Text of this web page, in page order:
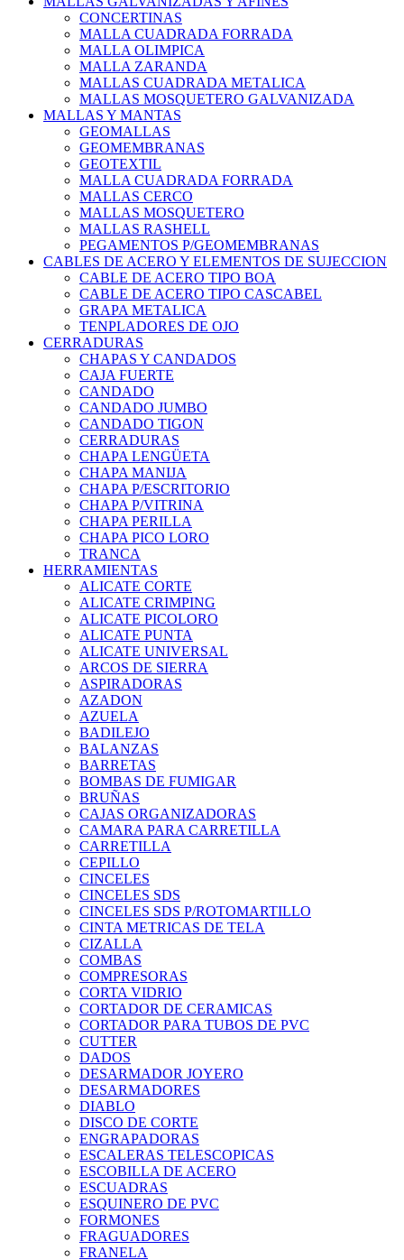
CONCERTINAS
MALLA CUADRADA FORRADA
MALLA OLIMPICA
MALLA ZARANDA
MALLAS CUADRADA METALICA
MALLAS MOSQUETERO GALVANIZADA
MALLAS Y MANTAS
GEOMALLAS
GEOMEMBRANAS
GEOTEXTIL
MALLA CUADRADA FORRADA
MALLAS CERCO
MALLAS MOSQUETERO
MALLAS RASHELL
PEGAMENTOS P/GEOMEMBRANAS
CABLES DE ACERO Y ELEMENTOS DE SUJECCION
CABLE DE ACERO TIPO BOA
CABLE DE ACERO TIPO CASCABEL
GRAPA METALICA
TENPLADORES DE OJO
CERRADURAS
CHAPAS Y CANDADOS
CAJA FUERTE
CANDADO
CANDADO JUMBO
CANDADO TIGON
CERRADURAS
CHAPA LENGÜETA
CHAPA MANIJA
CHAPA P/ESCRITORIO
CHAPA P/VITRINA
CHAPA PERILLA
CHAPA PICO LORO
TRANCA
HERRAMIENTAS
ALICATE CORTE
ALICATE CRIMPING
ALICATE PICOLORO
ALICATE PUNTA
ALICATE UNIVERSAL
ARCOS DE SIERRA
ASPIRADORAS
AZADON
AZUELA
BADILEJO
BALANZAS
BARRETAS
BOMBAS DE FUMIGAR
BRUÑAS
CAJAS ORGANIZADORAS
CAMARA PARA CARRETILLA
CARRETILLA
CEPILLO
CINCELES
CINCELES SDS
CINCELES SDS P/ROTOMARTILLO
CINTA METRICAS DE TELA
CIZALLA
COMBAS
COMPRESORAS
CORTA VIDRIO
CORTADOR DE CERAMICAS
CORTADOR PARA TUBOS DE PVC
CUTTER
DADOS
DESARMADOR JOYERO
DESARMADORES
DIABLO
DISCO DE CORTE
ENGRAPADORAS
ESCALERAS TELESCOPICAS
ESCOBILLA DE ACERO
ESCUADRAS
ESQUINERO DE PVC
FORMONES
FRAGUADORES
FRANELA